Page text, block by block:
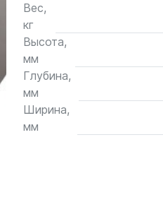
Вес,
кг
Высота,
мм
Глубина,
мм
Ширина,
мм